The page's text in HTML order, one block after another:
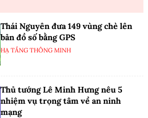
Thái Nguyên đưa 149 vùng chè lên
bản đồ số bằng GPS
HẠ TẦNG THÔNG MINH
Thủ tướng Lê Minh Hưng nêu 5
nhiệm vụ trọng tâm về an ninh
mạng